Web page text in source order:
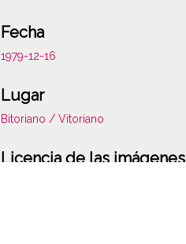
Fecha
1979-12-16
Lugar
Bitoriano / Vitoriano
Licencia de las imágenes